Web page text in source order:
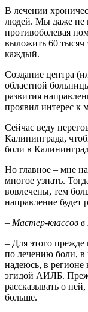
В лечении
людей. Мы даже не
противоболевая
выложить 60 тысяч
каждый.
Создание центра
областной
развития
проявил интерес к
Сейчас веду
Калининграда,
боли в
Но главное – мне
многое узнать.
вовлечены, тем
направление будет
– Мастер-классов в
– Для этого прежде
по лечению боли, в
надеюсь, в регионе
эгидой АИЛБ.
рассказывать о
больше.